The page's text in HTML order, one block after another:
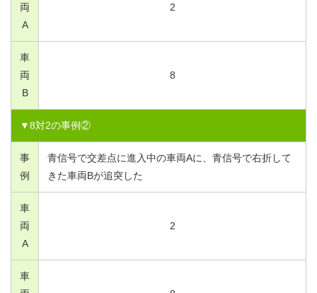
両
A
2
車
両
B
8
▼8対2の事例②
事
例
青信号で交差点に進入中の車両Aに、青信号で右折して
きた車両Bが追突した
車
両
A
2
車